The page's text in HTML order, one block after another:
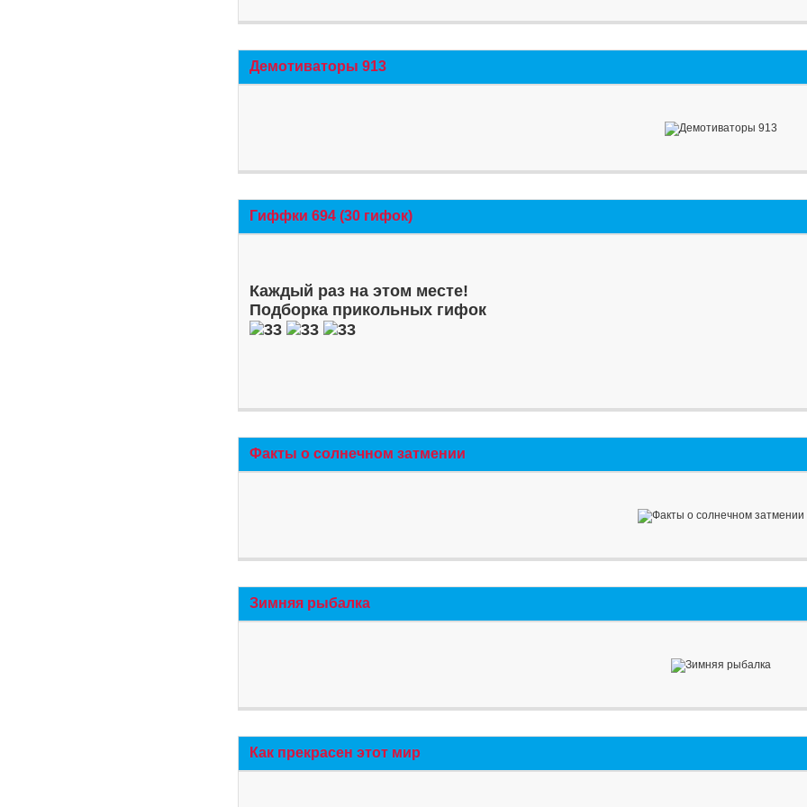
Демотиваторы 913
Гиффки 694 (30 гифок)
Каждый раз на этом месте!
Подборка прикольных гифок
Факты о солнечном затмении
Зимняя рыбалка
Как прекрасен этот мир